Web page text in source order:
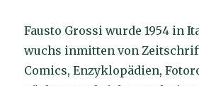
Fausto Grossi wurde 1954 in
wuchs inmitten von
Comics, Enzyklopädien,